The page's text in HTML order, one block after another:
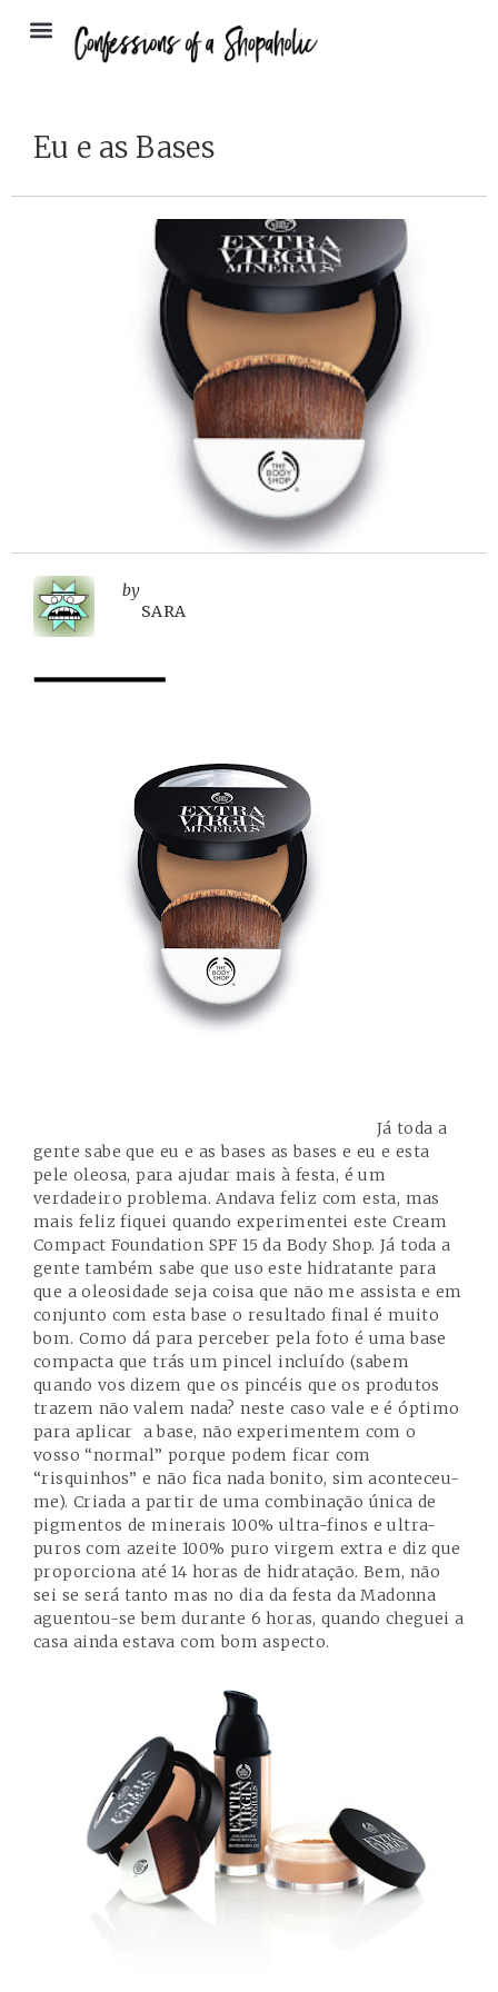
Eu e as Bases
by
SARA
Já toda a
gente sabe que eu e as bases as bases e eu e esta
pele oleosa, para ajudar mais à festa, é um
verdadeiro problema. Andava feliz com esta, mas
mais feliz fiquei quando experimentei este Cream
Compact Foundation SPF 15 da Body Shop. Já toda a
gente também sabe que usoeste hidratante para
que a oleosidade seja coisa que não me assista e em
conjunto com esta base o resultado final é muito
bom. Como dá para perceber pela foto é uma base
compacta que trás um pincel incluído (sabem
quando vos dizem que os pincéis que os produtos
trazem não valem nada? neste caso vale e é óptimo
para aplicar a base, não experimentem com o
vosso “normal” porque podem ficar com
“risquinhos” e não fica nada bonito, sim aconteceu-
me). Criada a partir de uma combinação única de
pigmentos de minerais 100% ultra-finos e ultra-
puros com azeite 100% puro virgem extra e diz que
proporciona até 14 horas de hidratação. Bem, não
sei se será tanto mas no dia da festa da Madonna
aguentou-se bem durante 6 horas, quando cheguei a
casa ainda estava com bom aspecto.